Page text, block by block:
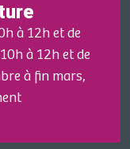
à 12h et de
à 12h et de
à fin mars,